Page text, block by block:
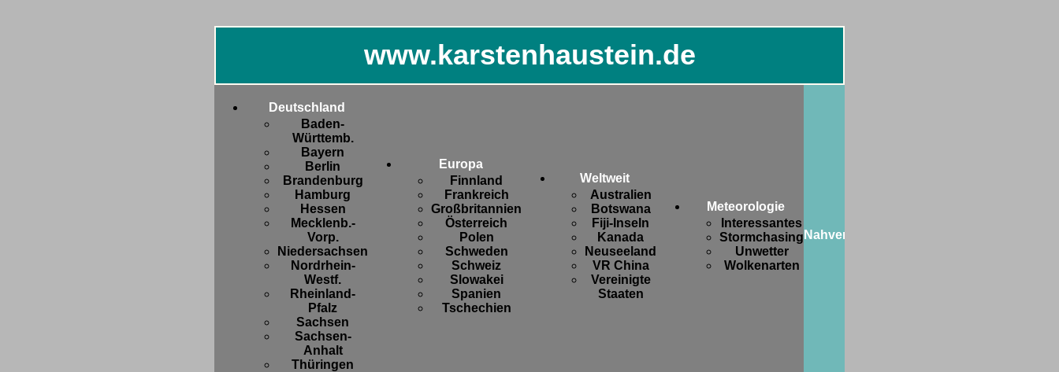
www.karstenhaustein.de
Deutschland
Baden-
Württemb.
Bayern
Berlin
Brandenburg
Hamburg
Hessen
Mecklenb.-
Vorp.
Niedersachsen
Nordrhein-
Westf.
Rheinland-
Pfalz
Sachsen
Sachsen-
Anhalt
Thüringen
Europa
Finnland
Frankreich
Großbritannien
Österreich
Polen
Schweden
Schweiz
Slowakei
Spanien
Tschechien
Weltweit
Australien
Botswana
Fiji-Inseln
Kanada
Neuseeland
VR China
Vereinigte
Staaten
Meteorologie
Interessantes
Stormchasing
Unwetter
Wolkenarten
Nahverkehr